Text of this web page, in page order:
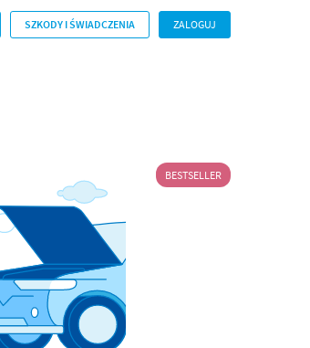
SZKODY I ŚWIADCZENIA ZALOGUJ
BESTSELLER